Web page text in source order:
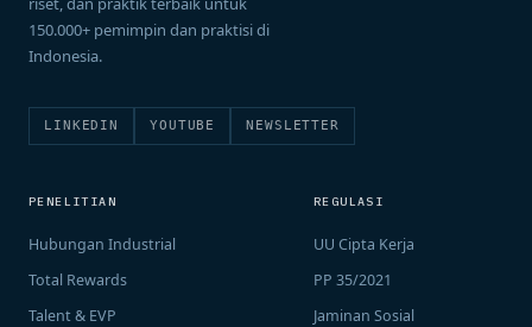
150.000+ pemimpin dan praktisi di
Indonesia.
LINKEDIN YOUTUBE NEWSLETTER
PENELITIAN
Hubungan Industrial
Total Rewards
Talent & EVP
REGULASI
UU Cipta Kerja
PP 35/2021
Jaminan Sosial